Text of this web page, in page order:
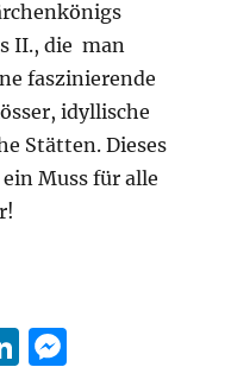
II., die man
faszinierende
idyllische
Stätten. Dieses
Muss für alle
gesehen haben
Li